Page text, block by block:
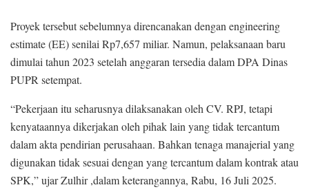
Proyek tersebut sebelumnya direncanakan dengan engineering
estimate (EE) senilai Rp7,657 miliar. Namun, pelaksanaan baru
dimulai tahun 2023 setelah anggaran tersedia dalam DPA Dinas
PUPR setempat.
“Pekerjaan itu seharusnya dilaksanakan oleh CV. RPJ, tetapi
kenyataannya dikerjakan oleh pihak lain yang tidak tercantum
dalam akta pendirian perusahaan. Bahkan tenaga manajerial yang
digunakan tidak sesuai dengan yang tercantum dalam kontrak atau
SPK,” ujar Zulhir ,dalam keterangannya, Rabu, 16 Juli 2025.